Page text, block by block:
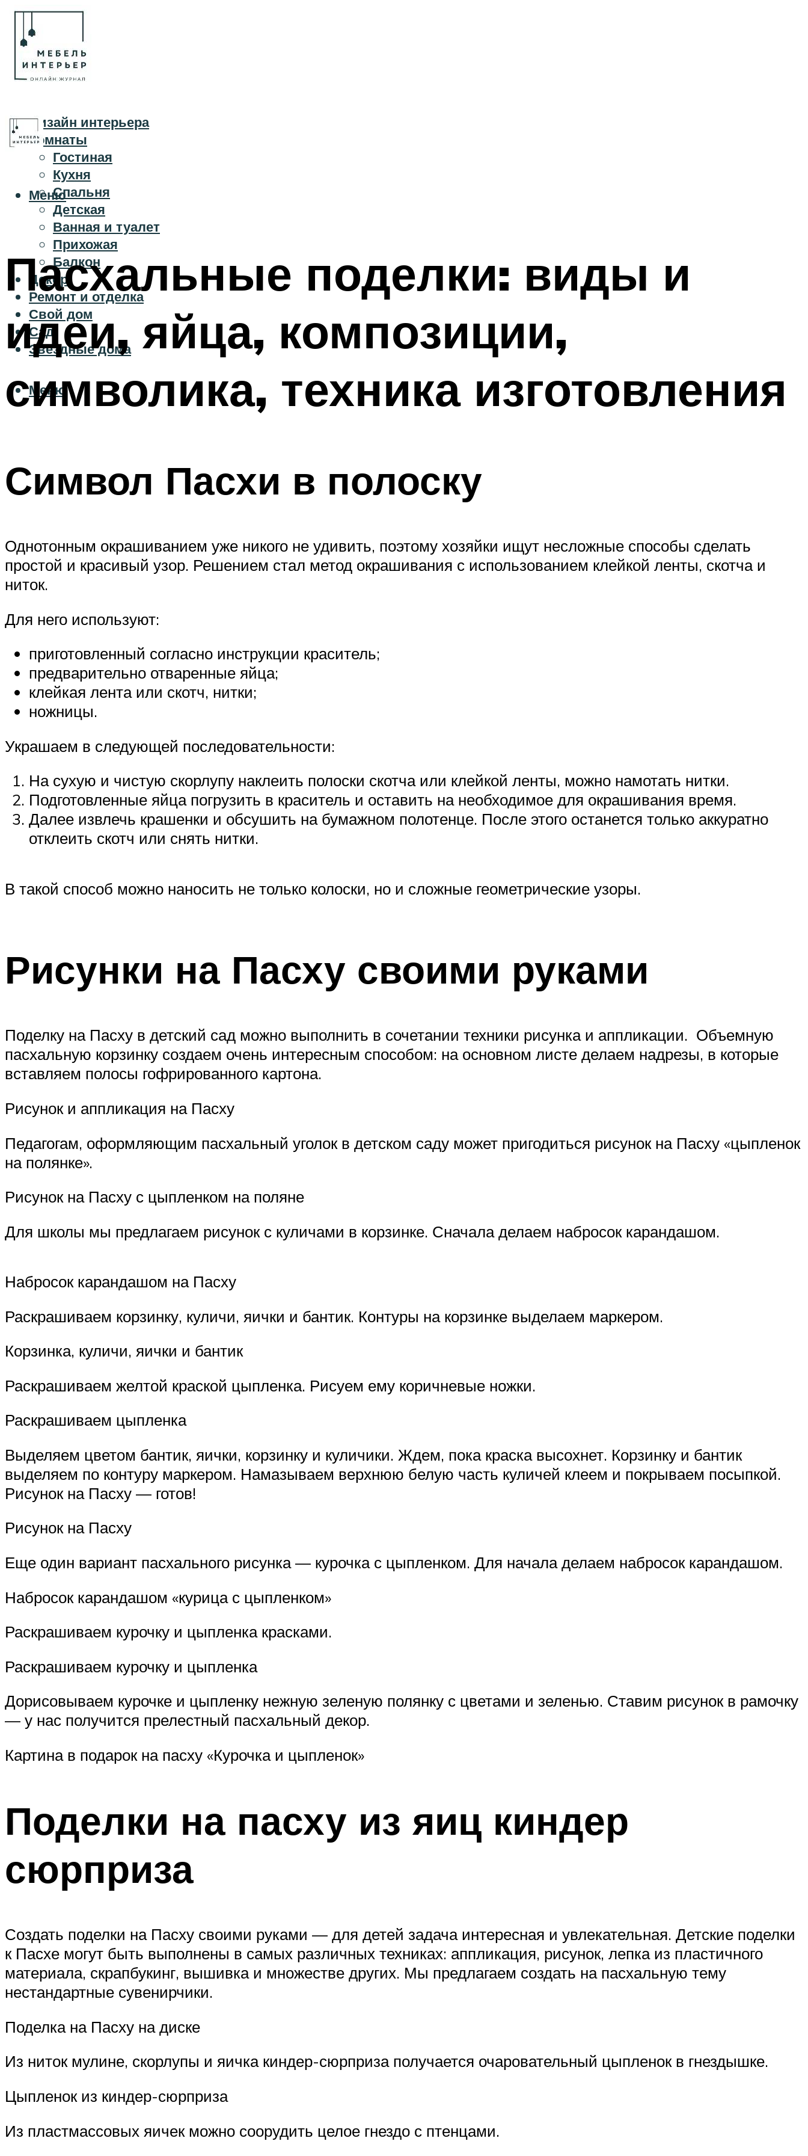
Дизайн интерьера
Комнаты
Гостиная
Кухня
Спальня
Детская
Ванная и туалет
Прихожая
Балкон
Декор
Ремонт и отделка
Свой дом
Сад
Звездные дома
Меню
Меню
Пасхальные поделки: виды и
идеи, яйца, композиции,
символика, техника изготовления
Символ Пасхи в полоску
Однотонным окрашиванием уже никого не удивить, поэтому хозяйки ищут несложные способы сделать
простой и красивый узор. Решением стал метод окрашивания с использованием клейкой ленты, скотча и
ниток.
Для него используют:
приготовленный согласно инструкции краситель;
предварительно отваренные яйца;
клейкая лента или скотч, нитки;
ножницы.
Украшаем в следующей последовательности:
На сухую и чистую скорлупу наклеить полоски скотча или клейкой ленты, можно намотать нитки.
Подготовленные яйца погрузить в краситель и оставить на необходимое для окрашивания время.
Далее извлечь крашенки и обсушить на бумажном полотенце. После этого останется только аккуратно
отклеить скотч или снять нитки.
В такой способ можно наносить не только колоски, но и сложные геометрические узоры.
Рисунки на Пасху своими руками
Поделку на Пасху в детский сад можно выполнить в сочетании техники рисунка и аппликации. Объемную
пасхальную корзинку создаем очень интересным способом: на основном листе делаем надрезы, в которые
вставляем полосы гофрированного картона.
Рисунок и аппликация на Пасху
Педагогам, оформляющим пасхальный уголок в детском саду может пригодиться рисунок на Пасху «цыпленок
на полянке».
Рисунок на Пасху с цыпленком на поляне
Для школы мы предлагаем рисунок с куличами в корзинке. Сначала делаем набросок карандашом.
Набросок карандашом на Пасху
Раскрашиваем корзинку, куличи, яички и бантик. Контуры на корзинке выделаем маркером.
Корзинка, куличи, яички и бантик
Раскрашиваем желтой краской цыпленка. Рисуем ему коричневые ножки.
Раскрашиваем цыпленка
Выделяем цветом бантик, яички, корзинку и куличики. Ждем, пока краска высохнет. Корзинку и бантик
выделяем по контуру маркером. Намазываем верхнюю белую часть куличей клеем и покрываем посыпкой.
Рисунок на Пасху — готов!
Рисунок на Пасху
Еще один вариант пасхального рисунка — курочка с цыпленком. Для начала делаем набросок карандашом.
Набросок карандашом «курица с цыпленком»
Раскрашиваем курочку и цыпленка красками.
Раскрашиваем курочку и цыпленка
Дорисовываем курочке и цыпленку нежную зеленую полянку с цветами и зеленью. Ставим рисунок в рамочку
— у нас получится прелестный пасхальный декор.
Картина в подарок на пасху «Курочка и цыпленок»
Поделки на пасху из яиц киндер
сюрприза
Создать поделки на Пасху своими руками — для детей задача интересная и увлекательная. Детские поделки
к Пасхе могут быть выполнены в самых различных техниках: аппликация, рисунок, лепка из пластичного
материала, скрапбукинг, вышивка и множестве других. Мы предлагаем создать на пасхальную тему
нестандартные сувенирчики.
Поделка на Пасху на диске
Из ниток мулине, скорлупы и яичка киндер-сюрприза получается очаровательный цыпленок в гнездышке.
Цыпленок из киндер-сюрприза
Из пластмассовых яичек можно соорудить целое гнездо с птенцами.